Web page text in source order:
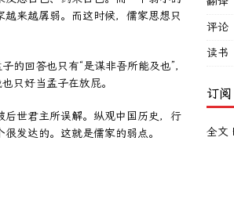
来越孱弱。而这时候，儒家思想只
的回答也只有“是谋非吾所能及也”，
只好当孟子在放屁。
世君主所误解。纵观中国历史，行
发达的。这就是儒家的弱点。
评论
读书
订阅
全文